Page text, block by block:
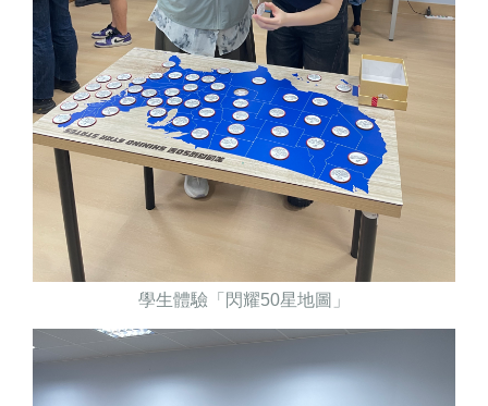
學生體驗「閃耀50星地圖」